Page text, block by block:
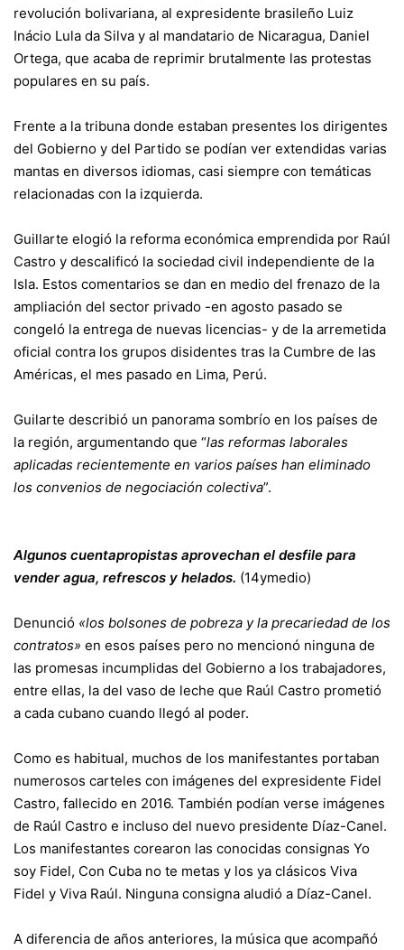
revolución bolivariana, al expresidente brasileño Luiz
Inácio Lula da Silva y al mandatario de Nicaragua, Daniel
Ortega, que acaba de reprimir brutalmente las protestas
populares en su país.
Frente a la tribuna donde estaban presentes los dirigentes
del Gobierno y del Partido se podían ver extendidas varias
mantas en diversos idiomas, casi siempre con temáticas
relacionadas con la izquierda.
Guillarte elogió la reforma económica emprendida por Raúl
Castro y descalificó la sociedad civil independiente de la
Isla. Estos comentarios se dan en medio del frenazo de la
ampliación del sector privado -en agosto pasado se
congeló la entrega de nuevas licencias- y de la arremetida
oficial contra los grupos disidentes tras la Cumbre de las
Américas, el mes pasado en Lima, Perú.
Guilarte describió un panorama sombrío en los países de
la región, argumentando que “las reformas laborales
aplicadas recientemente en varios países han eliminado
los convenios de negociación colectiva”.
Algunos cuentapropistas aprovechan el desfile para
vender agua, refrescos y helados. (14ymedio)
Denunció «los bolsones de pobreza y la precariedad de los
contratos» en esos países pero no mencionó ninguna de
las promesas incumplidas del Gobierno a los trabajadores,
entre ellas, la del vaso de leche que Raúl Castro prometió
a cada cubano cuando llegó al poder.
Como es habitual, muchos de los manifestantes portaban
numerosos carteles con imágenes del expresidente Fidel
Castro, fallecido en 2016. También podían verse imágenes
de Raúl Castro e incluso del nuevo presidente Díaz-Canel.
Los manifestantes corearon las conocidas consignas Yo
soy Fidel, Con Cuba no te metas y los ya clásicos Viva
Fidel y Viva Raúl. Ninguna consigna aludió a Díaz-Canel.
A diferencia de años anteriores, la música que acompañó